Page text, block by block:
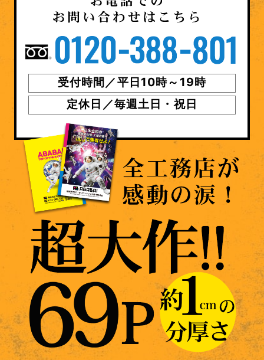
受付時間／平日10時～19時
定休日／毎週土日・祝日